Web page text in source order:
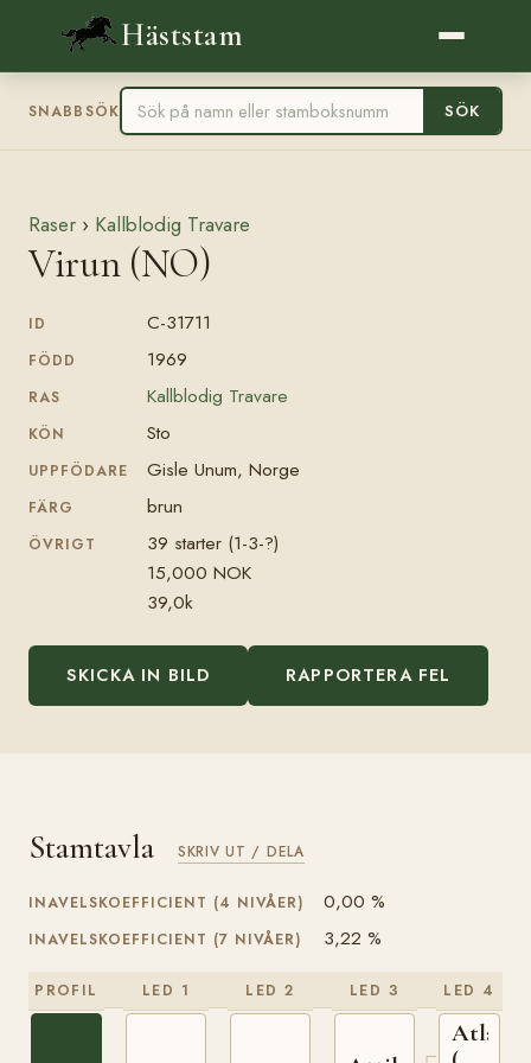
Häststam
SNABBSÖK SÖK
Raser › Kallblodig Travare
Virun (NO)
ID C-31711
FÖDD 1969
RAS Kallblodig Travare
KÖN Sto
UPPFÖDARE Gisle Unum, Norge
FÄRG brun
ÖVRIGT
39 starter (1-3-?)
15,000 NOK
39,0k
SKICKA IN BILD RAPPORTERA FEL
Stamtavla SKRIV UT / DELA
INAVELSKOEFFICIENT (4 NIVÅER) 0,00 %
INAVELSKOEFFICIENT (7 NIVÅER) 3,22 %
PROFIL LED 1 LED 2 LED 3 LED 4
Atlas